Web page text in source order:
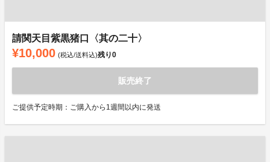
請関天目紫黒猪口〈其の二十〉
¥10,000 (税込/送料込)残り0
販売終了
ご提供予定時期：ご購入から1週間以内に発送